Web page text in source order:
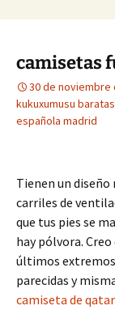
camisetas
30 de noviembre
kukuxumusu baratas
española madrid
Tienen un
carriles de
que tus pies se
hay pólvora.
últimos
parecidas y
camiseta de